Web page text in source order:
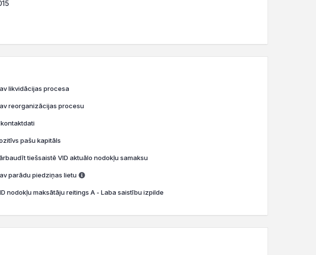
likvidācijas procesa
reorganizācijas procesu
pašu kapitāls
tiešsaistē VID aktuālo nodokļu samaksu
parādu piedziņas lietu
nodokļu maksātāju reitings A - Laba saistību izpilde